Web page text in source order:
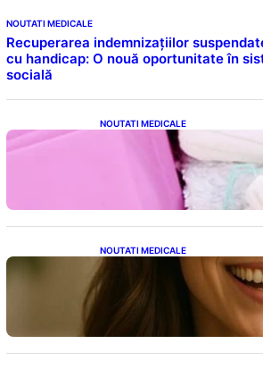
NOUTATI MEDICALE
Recuperarea indemnizațiilor
cu handicap: O nouă oportunitate în
socială
NOUTATI MEDICALE
Tampoanele
a riscurilor legate de
NOUTATI MEDICALE
Ceaiul – Băutura care
Descoperiri recente
consumului zilnic